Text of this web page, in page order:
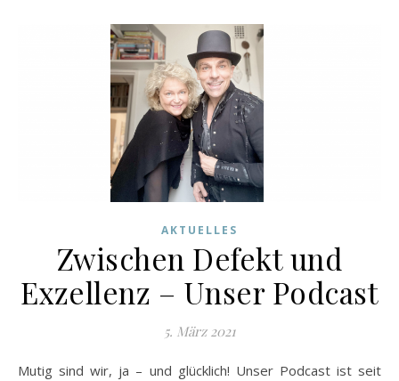
AKTUELLES
Zwischen Defekt und
Exzellenz – Unser Podcast
5. März 2021
Mutig sind wir, ja – und glücklich! Unser Podcast ist seit